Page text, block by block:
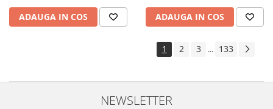
ADAUGA IN COS ADAUGA IN COS
1 2 3 ... 133
NEWSLETTER